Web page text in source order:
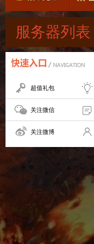
服务器列表
超值礼包
关注微信
关注微博